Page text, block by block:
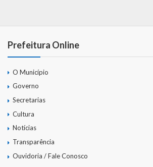
Prefeitura Online
O Município
Governo
Secretarias
Cultura
Notícias
Transparência
Ouvidoria / Fale Conosco